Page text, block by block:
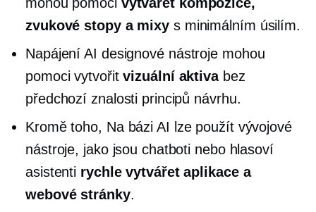
zvukové stopy a mixy s minimálním úsilím.
Napájení AI designové nástroje mohou
pomoci vytvořitvizuální aktivabez
předchozí znalosti principů návrhu.
Kromě toho, Na bázi AI lze použít vývojové
nástroje, jako jsou chatboti nebo hlasoví
asistenti rychle vytvářet aplikace a
webové stránky.